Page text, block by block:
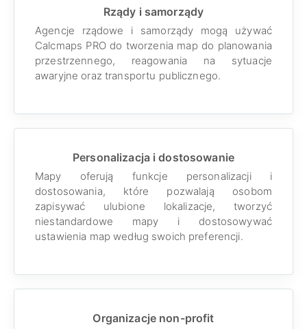
Rządy i samorządy
Agencje rządowe i samorządy mogą używać
Calcmaps PRO do tworzenia map do planowania
przestrzennego, reagowania na sytuacje
awaryjne oraz transportu publicznego.
Personalizacja i dostosowanie
Mapy oferują funkcje personalizacji i
dostosowania, które pozwalają osobom
zapisywać ulubione lokalizacje, tworzyć
niestandardowe mapy i dostosowywać
ustawienia map według swoich preferencji.
Organizacje non-profit